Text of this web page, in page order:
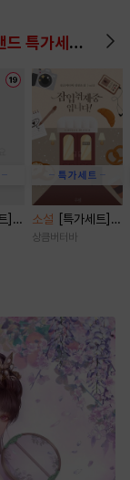
특가세트
] P
소설
[특가세트]
잠입취재 중입니
상큼버터바